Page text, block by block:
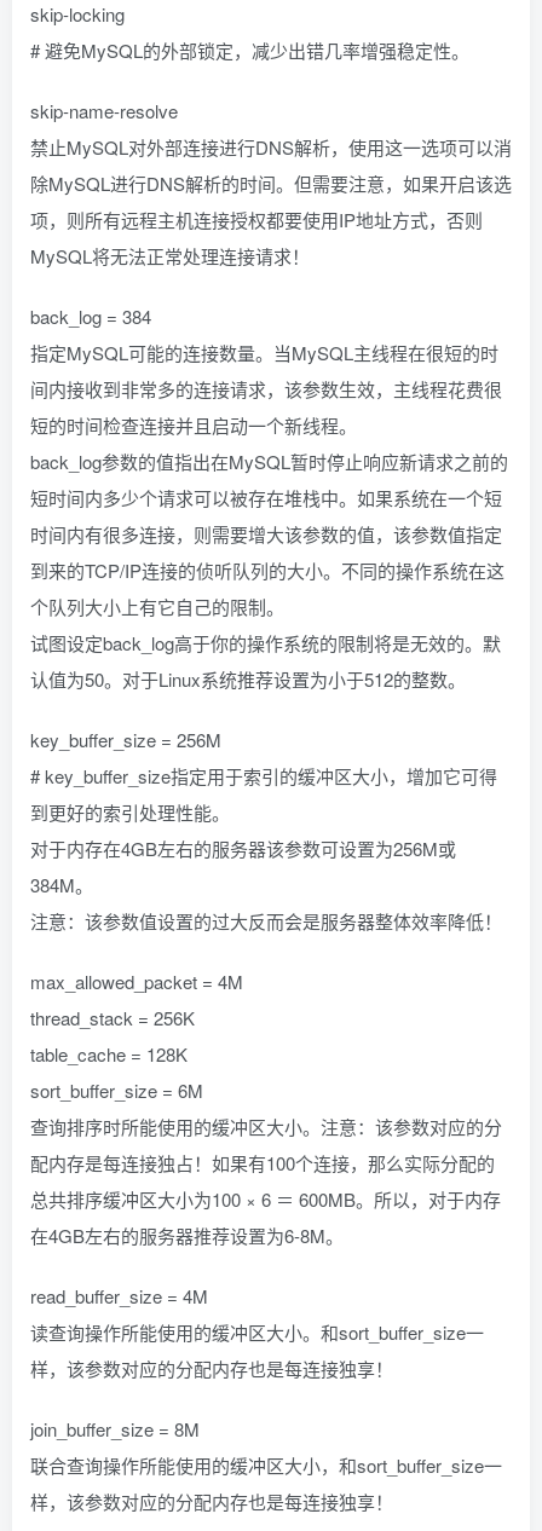
skip-locking
# 避免MySQL的外部锁定，减少出错几率增强稳定性。
skip-name-resolve
禁止MySQL对外部连接进行DNS解析，使用这一选项可以消
除MySQL进行DNS解析的时间。但需要注意，如果开启该选
项，则所有远程主机连接授权都要使用IP地址方式，否则
MySQL将无法正常处理连接请求！
back_log = 384
指定MySQL可能的连接数量。当MySQL主线程在很短的时
间内接收到非常多的连接请求，该参数生效，主线程花费很
短的时间检查连接并且启动一个新线程。
back_log参数的值指出在MySQL暂时停止响应新请求之前的
短时间内多少个请求可以被存在堆栈中。如果系统在一个短
时间内有很多连接，则需要增大该参数的值，该参数值指定
到来的TCP/IP连接的侦听队列的大小。不同的操作系统在这
个队列大小上有它自己的限制。
试图设定back_log高于你的操作系统的限制将是无效的。默
认值为50。对于Linux系统推荐设置为小于512的整数。
key_buffer_size = 256M
# key_buffer_size指定用于索引的缓冲区大小，增加它可得
到更好的索引处理性能。
对于内存在4GB左右的服务器该参数可设置为256M或
384M。
注意：该参数值设置的过大反而会是服务器整体效率降低！
max_allowed_packet = 4M
thread_stack = 256K
table_cache = 128K
sort_buffer_size = 6M
查询排序时所能使用的缓冲区大小。注意：该参数对应的分
配内存是每连接独占！如果有100个连接，那么实际分配的
总共排序缓冲区大小为100 × 6 ＝ 600MB。所以，对于内存
在4GB左右的服务器推荐设置为6-8M。
read_buffer_size = 4M
读查询操作所能使用的缓冲区大小。和sort_buffer_size一
样，该参数对应的分配内存也是每连接独享！
join_buffer_size = 8M
联合查询操作所能使用的缓冲区大小，和sort_buffer_size一
样，该参数对应的分配内存也是每连接独享！